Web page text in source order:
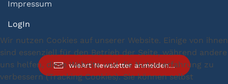
Impressum
LogIn
wieArt Newsletter anmelden...
Wir nutzen Cookies auf unserer Website. Einige von ihnen
sind essenziell für den Betrieb der Seite, während andere
uns helfen, diese Website und die Nutzererfahrung zu
verbessern (Tracking Cookies). Sie können selbst